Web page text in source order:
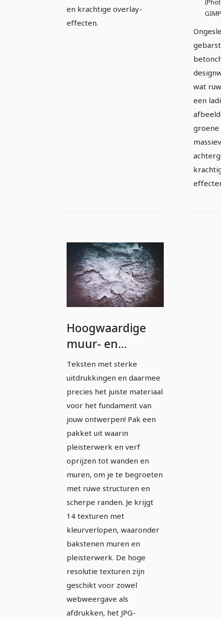
en krachtige overlay-
effecten.
wat
een
Hoogwaardige
muur- en
textuurpatronen
met
kleurovergangen.
Teksten met sterke
uitdrukkingen en daarmee
precies het juiste materiaal
voor het fundament van
jouw ontwerpen! Pak een
pakket uit waarin
pleisterwerk en verf
oprijzen tot wanden en
muren, om je te begroeten
met ruwe structuren en
scherpe randen. Je krijgt
14 texturen met
kleurverlopen, waaronder
bakstenen muren en
pleisterwerk. De hoge
resolutie texturen zijn
geschikt voor zowel
webweergave als
afdrukken, het JPG-